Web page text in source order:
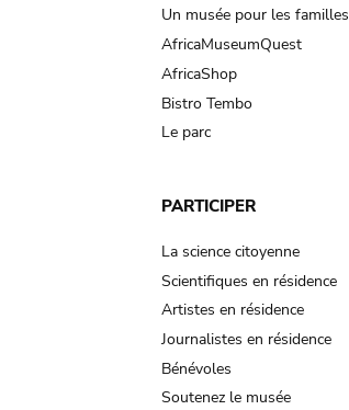
Un musée pour les familles
AfricaMuseumQuest
AfricaShop
Bistro Tembo
Le parc
PARTICIPER
La science citoyenne
Scientifiques en résidence
Artistes en résidence
Journalistes en résidence
Bénévoles
Soutenez le musée